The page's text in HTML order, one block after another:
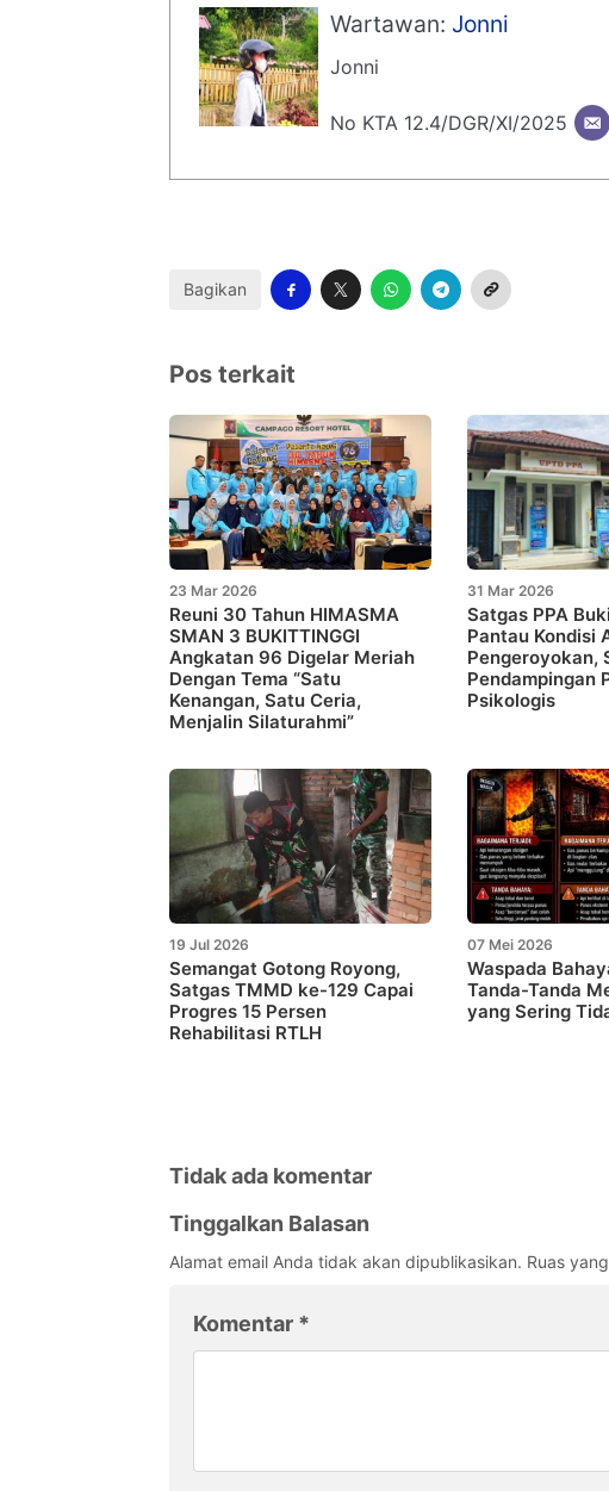
Wartawan: Jonni
Jonni
No KTA 12.4/DGR/XI/2025
Bagikan
Pos terkait
23 Mar 2026
Reuni 30 Tahun HIMASMA
SMAN 3 BUKITTINGGI
Angkatan 96 Digelar Meriah
Dengan Tema “Satu
Kenangan, Satu Ceria,
Menjalin Silaturahmi”
31 Mar 2026
Satgas PPA
Pantau Kondisi
Pengeroyokan,
Pendampingan
Psikologis
19 Jul 2026
Semangat Gotong Royong,
Satgas TMMD ke-129 Capai
Progres 15 Persen
Rehabilitasi RTLH
07 Mei 2026
Waspada
Tanda-Tanda
yang Sering
Tidak ada komentar
Tinggalkan Balasan
Alamat email Anda tidak akan dipublikasikan. Ruas
Komentar *